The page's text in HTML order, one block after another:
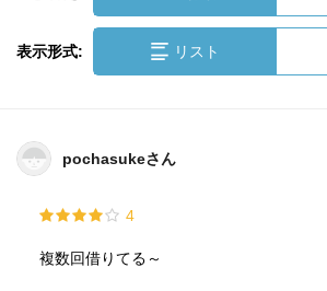
表示形式: リスト
pochasukeさん
4
複数回借りてる～